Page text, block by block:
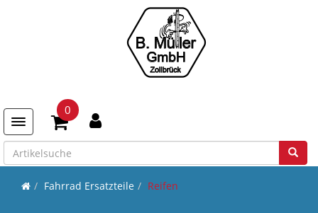
Toggle navigation
0
Fahrrad Ersatzteile Reifen